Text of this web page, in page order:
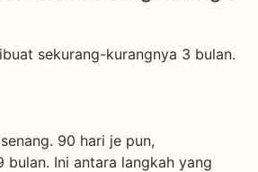
sekurang-kurangnya 3 bulan.
90 hari je pun,
bulan. Ini antara langkah yang